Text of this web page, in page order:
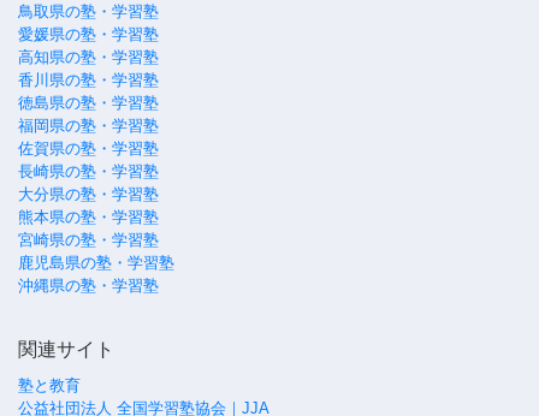
鳥取県の塾・学習塾
愛媛県の塾・学習塾
高知県の塾・学習塾
香川県の塾・学習塾
徳島県の塾・学習塾
福岡県の塾・学習塾
佐賀県の塾・学習塾
長崎県の塾・学習塾
大分県の塾・学習塾
熊本県の塾・学習塾
宮崎県の塾・学習塾
鹿児島県の塾・学習塾
沖縄県の塾・学習塾
関連サイト
塾と教育
公益社団法人 全国学習塾協会｜JJA